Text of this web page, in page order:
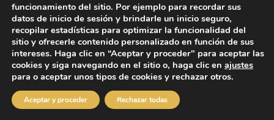
funcionamiento del sitio. Por ejemplo para recordar sus
datos de inicio de sesión y brindarle un inicio seguro,
recopilar estadísticas para optimizar la funcionalidad del
sitio y ofrecerle contenido personalizado en función de sus
intereses. Haga clic en “Aceptar y proceder" para aceptar las
cookies y siga navegando en el sitio o, haga clic en ajustes
para o aceptar unos tipos de cookies y rechazar otros.
Aceptar y proceder Rechazar todas